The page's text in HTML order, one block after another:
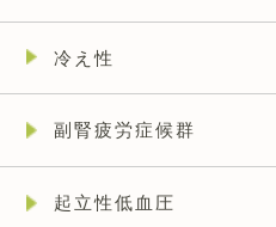
冷え性
副腎疲労症候群
起立性低血圧